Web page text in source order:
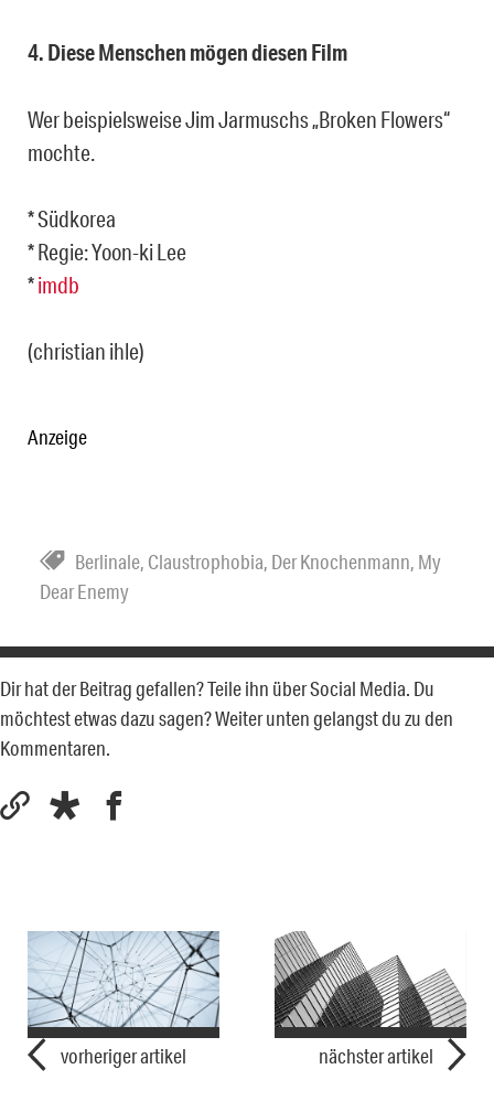
4. Diese Menschen mögen diesen Film
Wer beispielsweise Jim Jarmuschs „Broken Flowers“
mochte.
* Südkorea
* Regie: Yoon-ki Lee
*imdb
(christian ihle)
Anzeige
Berlinale, Claustrophobia, Der Knochenmann, My
Dear Enemy
Dir hat der Beitrag gefallen? Teile ihn über Social Media. Du
möchtest etwas dazu sagen? Weiter unten gelangst du zu den
Kommentaren.
vorheriger artikel nächster artikel